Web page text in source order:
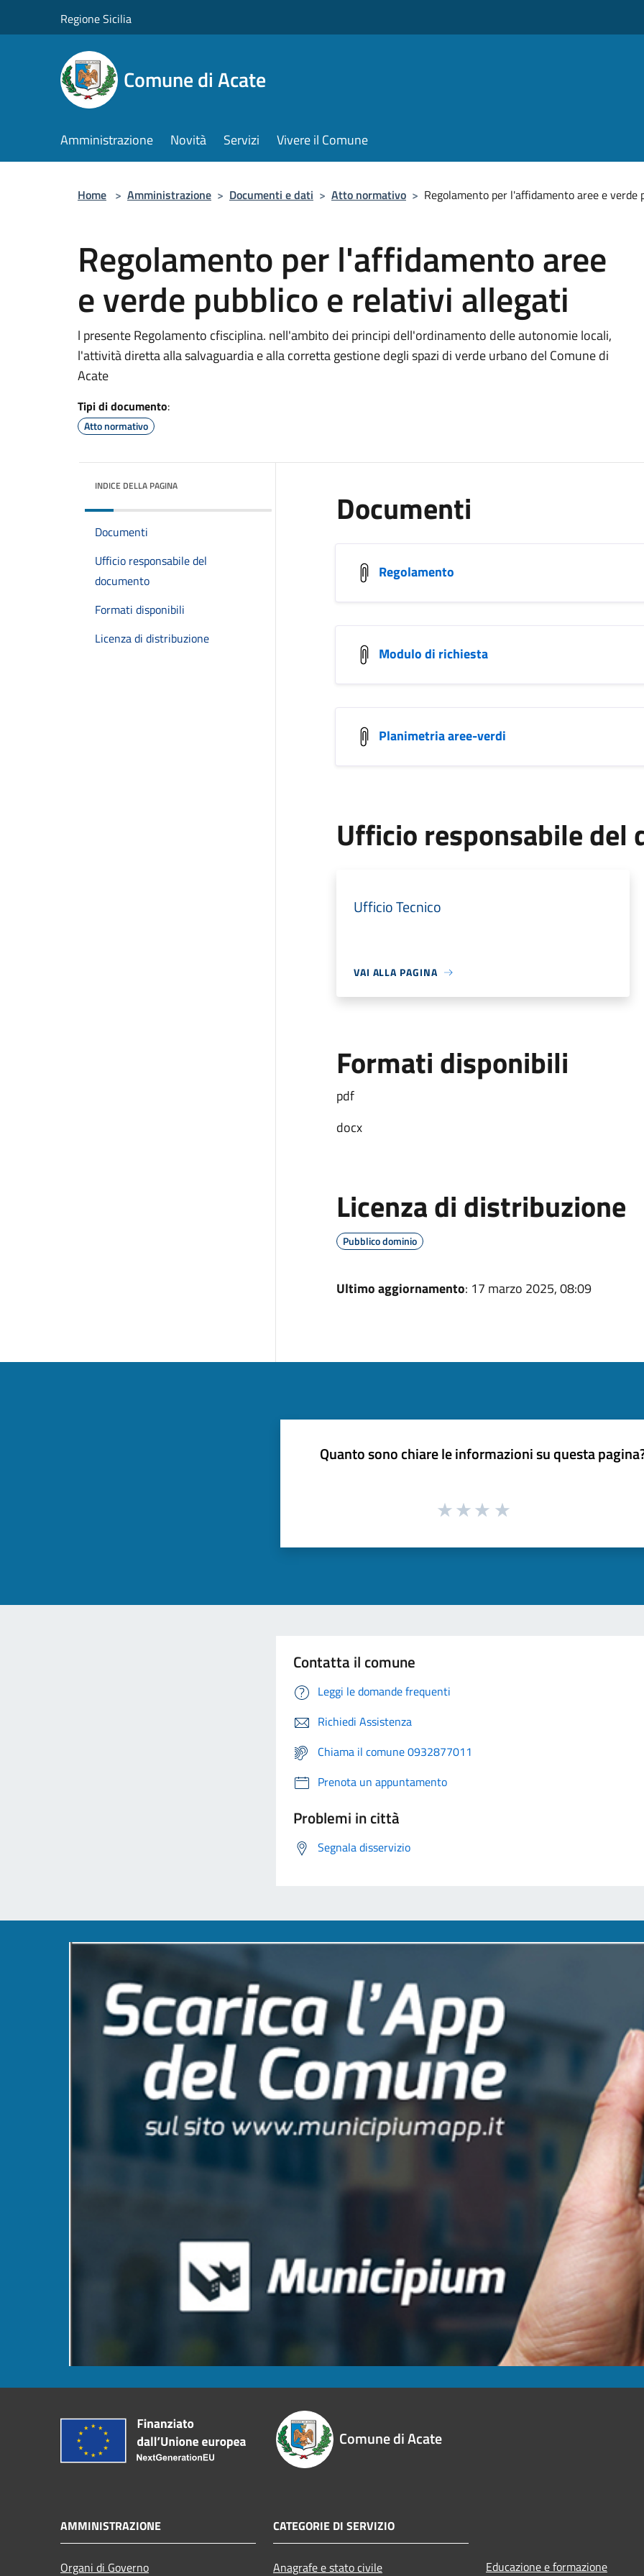
Regione Sicilia
Comune di Acate
Amministrazione Novità Servizi Vivere il Comune
Home > Amministrazione > Documenti e dati > Atto normativo > Regolamento per l'affidamento aree e
Regolamento per l'affidamento aree
e verde pubblico e relativi allegati
l presente Regolamento cfisciplina. nell'ambito dei principi dell'ordinamento delle autonomie locali,
l'attività diretta alla salvaguardia e alla corretta gestione degli spazi di verde urbano del Comune di
Acate
Tipi di documento:
Atto normativo
INDICE DELLA PAGINA
Documenti
Ufficio responsabile del
documento
Formati disponibili
Licenza di distribuzione
Documenti
Regolamento
Modulo di richiesta
Planimetria aree-verdi
Ufficio responsabile del
Ufficio Tecnico
VAI ALLA PAGINA
Formati disponibili
pdf
docx
Licenza di distribuzione
Pubblico dominio
Ultimo aggiornamento: 17 marzo 2025, 08:09
Quanto sono chiare le informazioni su questa
Contatta il comune
Leggi le domande frequenti
Richiedi Assistenza
Chiama il comune 0932877011
Prenota un appuntamento
Problemi in città
Segnala disservizio
Comune di Acate
AMMINISTRAZIONE
Organi di Governo
CATEGORIE DI SERVIZIO
Anagrafe e stato civile Educazione e formazione